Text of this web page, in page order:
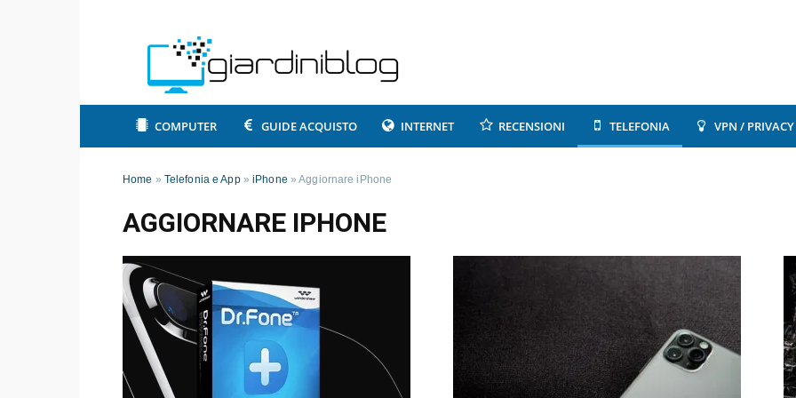
COMPUTER GUIDE ACQUISTO INTERNET RECENSIONI TELEFONIA VPN / PRIVACY
Home » Telefonia e App»iPhone »Aggiornare iPhone
AGGIORNARE IPHONE